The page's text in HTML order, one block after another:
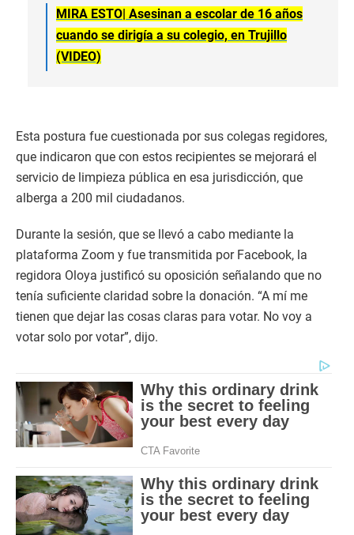
MIRA ESTO| Asesinan a escolar de 16 años
cuando se dirigía a su colegio, en Trujillo
(VIDEO)
Esta postura fue cuestionada por sus colegas regidores,
que indicaron que con estos recipientes se mejorará el
servicio de limpieza pública en esa jurisdicción, que
alberga a 200 mil ciudadanos.
Durante la sesión, que se llevó a cabo mediante la
plataforma Zoom y fue transmitida por Facebook, la
regidora Oloya justificó su oposición señalando que no
tenía suficiente claridad sobre la donación. “A mí me
tienen que dejar las cosas claras para votar. No voy a
votar solo por votar”, dijo.